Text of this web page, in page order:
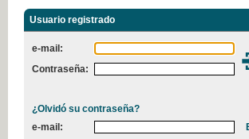
Usuario registrado
e-mail:
Contraseña:
¿Olvidó su contraseña?
e-mail: